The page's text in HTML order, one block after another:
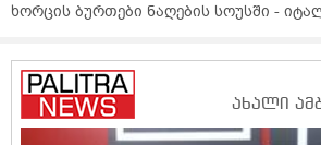
ხორცის ბურთები ნაღების სოუსში -